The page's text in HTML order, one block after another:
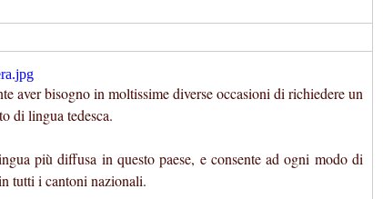
aver bisogno in moltissime diverse occasioni di richiedere un
di lingua tedesca.
più diffusa in questo paese, e consente ad ogni modo di
tutti i cantoni nazionali.